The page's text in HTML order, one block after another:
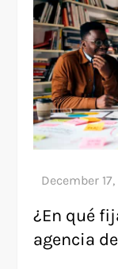
¿En qué
agencia